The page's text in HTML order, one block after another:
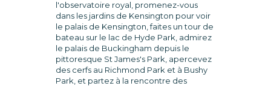
l'observatoire royal, promenez-vous
dans les jardins de Kensington pour voir
le palais de Kensington, faites un tour de
bateau sur le lac de Hyde Park, admirez
le palais de Buckingham depuis le
pittoresque St James's Park, apercevez
des cerfs au Richmond Park et à Bushy
Park, et partez à la rencontre des